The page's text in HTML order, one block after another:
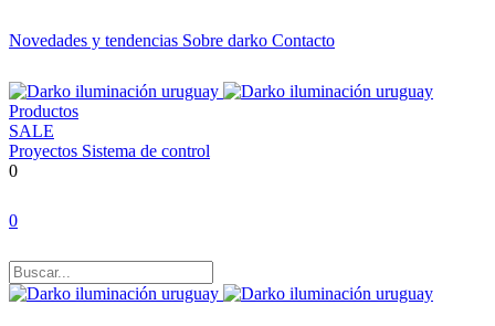
Novedades y tendencias Sobre darko Contacto
Productos
SALE
Proyectos Sistema de control
0
0